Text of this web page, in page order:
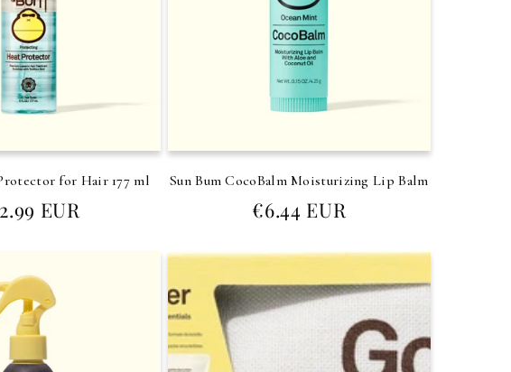
for Hair 177 ml
EUR
Sun Bum CocoBalm Moisturizing Lip Balm
Prezzo
di
€6.44 EUR